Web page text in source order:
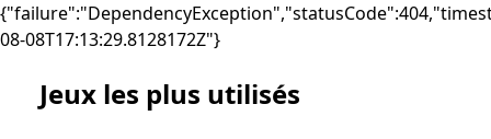
08-08T17:13:29.8128172Z"}
Liste Microsoft.com
Jeux les plus utilisés